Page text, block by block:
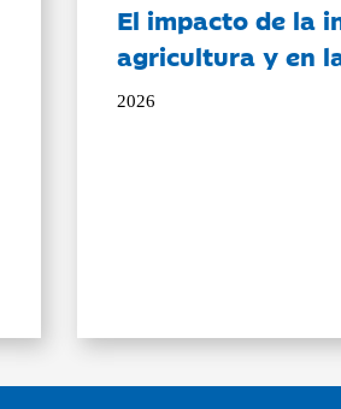
El impacto de la
agricultura y en
2026